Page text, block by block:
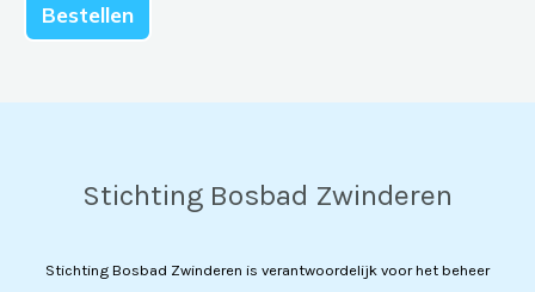
Bestellen
Stichting Bosbad Zwinderen
Stichting Bosbad Zwinderen is verantwoordelijk voor het beheer